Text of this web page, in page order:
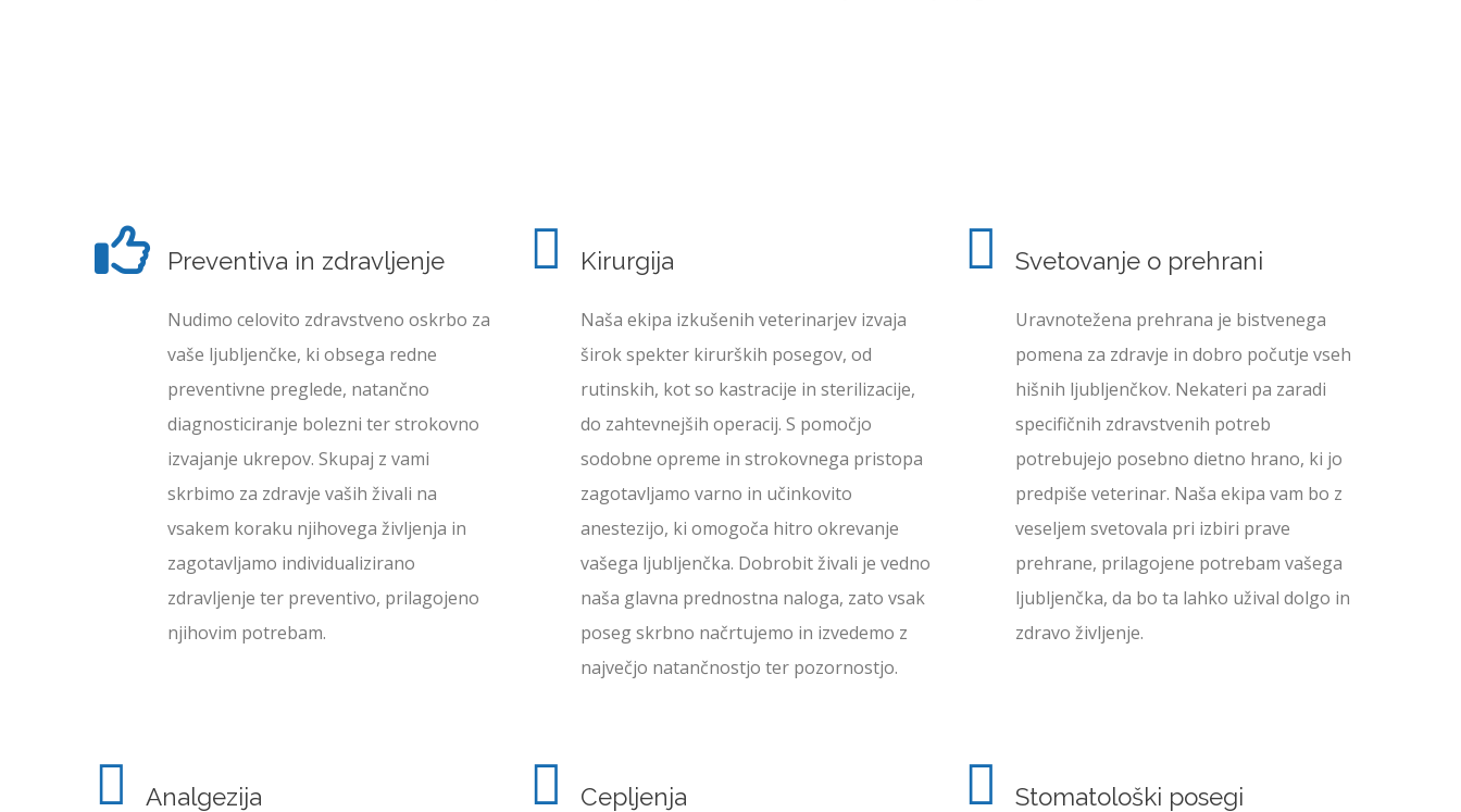
Preventiva in zdravljenje
Nudimo celovito zdravstveno oskrbo za
vaše ljubljenčke, ki obsega redne
preventivne preglede, natančno
diagnosticiranje bolezni ter strokovno
izvajanje ukrepov. Skupaj z vami
skrbimo za zdravje vaših živali na
vsakem koraku njihovega življenja in
zagotavljamo individualizirano
zdravljenje ter preventivo, prilagojeno
njihovim potrebam.
Kirurgija
Naša ekipa izkušenih veterinarjev izvaja
širok spekter kirurških posegov, od
rutinskih, kot so kastracije in sterilizacije,
do zahtevnejših operacij. S pomočjo
sodobne opreme in strokovnega pristopa
zagotavljamo varno in učinkovito
anestezijo, ki omogoča hitro okrevanje
vašega ljubljenčka. Dobrobit živali je vedno
naša glavna prednostna naloga, zato vsak
poseg skrbno načrtujemo in izvedemo z
največjo natančnostjo ter pozornostjo.
Svetovanje o prehrani
Uravnotežena prehrana je bistvenega
pomena za zdravje in dobro počutje vseh
hišnih ljubljenčkov. Nekateri pa zaradi
specifičnih zdravstvenih potreb
potrebujejo posebno dietno hrano, ki jo
predpiše veterinar. Naša ekipa vam bo z
veseljem svetovala pri izbiri prave
prehrane, prilagojene potrebam vašega
ljubljenčka, da bo ta lahko užival dolgo in
zdravo življenje.
Analgezija Cepljenja Stomatološki posegi